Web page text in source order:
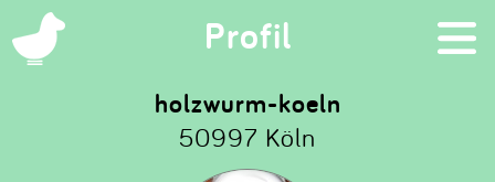
Profil ×
Suchen
holzwurm-koeln
50997 Köln